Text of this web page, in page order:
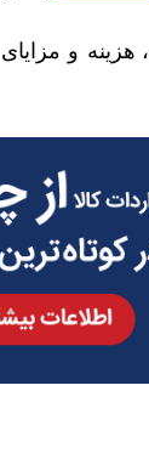
، هزینه و